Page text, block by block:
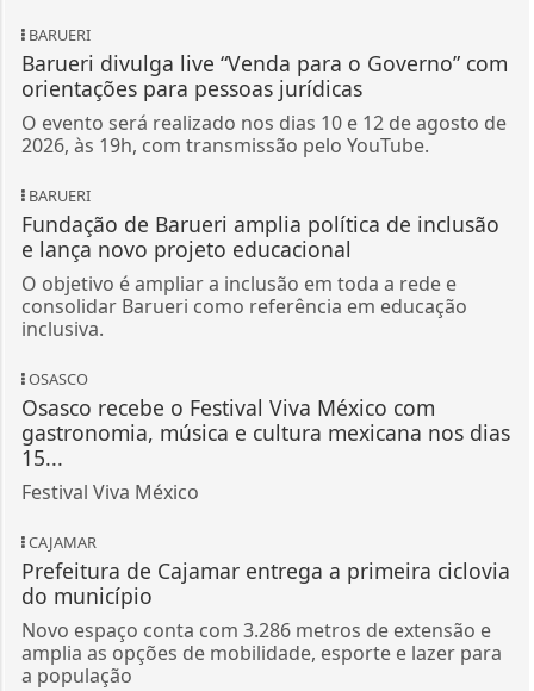
BARUERI
Barueri divulga live “Venda para o Governo” com
orientações para pessoas jurídicas
O evento será realizado nos dias 10 e 12 de agosto de
2026, às 19h, com transmissão pelo YouTube.
BARUERI
Fundação de Barueri amplia política de inclusão
e lança novo projeto educacional
O objetivo é ampliar a inclusão em toda a rede e
consolidar Barueri como referência em educação
inclusiva.
OSASCO
Osasco recebe o Festival Viva México com
gastronomia, música e cultura mexicana nos dias
15...
Festival Viva México
CAJAMAR
Prefeitura de Cajamar entrega a primeira ciclovia
do município
Novo espaço conta com 3.286 metros de extensão e
amplia as opções de mobilidade, esporte e lazer para
a população